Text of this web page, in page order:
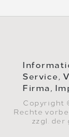
Service,
Firma,
Copyright
Rechte
zzgl.